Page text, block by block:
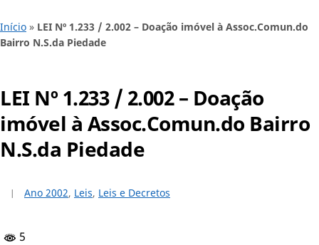
Início » LEI Nº 1.233 / 2.002 – Doação imóvel à Assoc.Comun.do
Bairro N.S.da Piedade
LEI Nº 1.233 / 2.002 – Doação
imóvel à Assoc.Comun.do Bairro
N.S.da Piedade
Ano 2002, Leis, Leis e Decretos
5